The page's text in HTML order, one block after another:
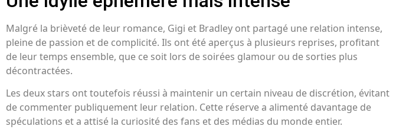
Malgré la brièveté de leur romance, Gigi et Bradley ont partagé une relation intense,
pleine de passion et de complicité. Ils ont été aperçus à plusieurs reprises, profitant
de leur temps ensemble, que ce soit lors de soirées glamour ou de sorties plus
décontractées.
Les deux stars ont toutefois réussi à maintenir un certain niveau de discrétion, évitant
de commenter publiquement leur relation. Cette réserve a alimenté davantage de
spéculations et a attisé la curiosité des fans et des médias du monde entier.